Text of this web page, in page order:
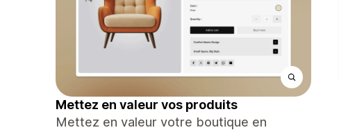
Mettez en valeur vos produits
Mettez en valeur votre boutique en